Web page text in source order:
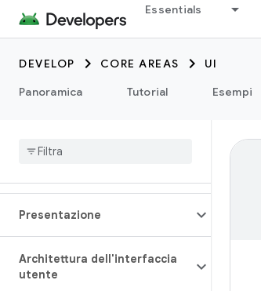
Essentials
DEVELOP CORE AREAS
UI
Panoramica
Tutorial Esempi
Presentazione
Architettura dell'interfaccia
utente